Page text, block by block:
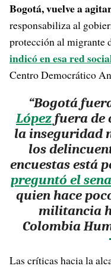
Bogotá, vuelve a
responsabiliza al
protección al migrante
indicó en esa red
Centro Democrático
“Bogotá
Lópezfuera de
la inseguridad
los
encuestas está
preguntó el
quien hace
militancia
Colombia
Las críticas hacia la